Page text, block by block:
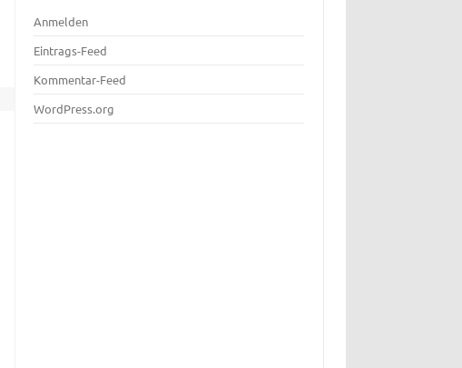
Anmelden
Eintrags-Feed
Kommentar-Feed
WordPress.org